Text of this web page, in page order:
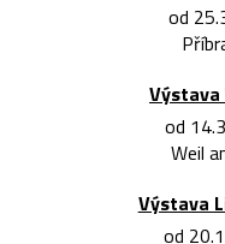
od
od
Weil
Výstava
od